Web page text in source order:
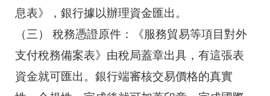
息表》，銀行據以辦理資金匯出。
（三）
稅務憑證原件：《服務貿易等項目對外
支付稅務備案表》由稅局蓋章出具，有這張表
資金就可匯出。銀行端審核交易價格的真實